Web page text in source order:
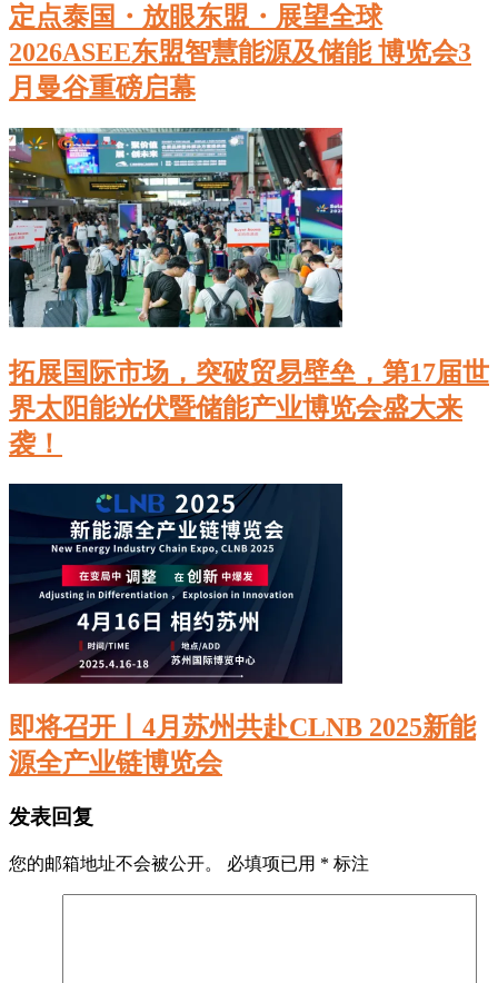
定点泰国・放眼东盟・展望全球
2026ASEE东盟智慧能源及储能 博览会3
月曼谷重磅启幕
拓展国际市场，突破贸易壁垒，第17届世
界太阳能光伏暨储能产业博览会盛大来
袭！
即将召开丨4月苏州共赴CLNB 2025新能
源全产业链博览会
发表回复
您的邮箱地址不会被公开。 必填项已用 * 标注